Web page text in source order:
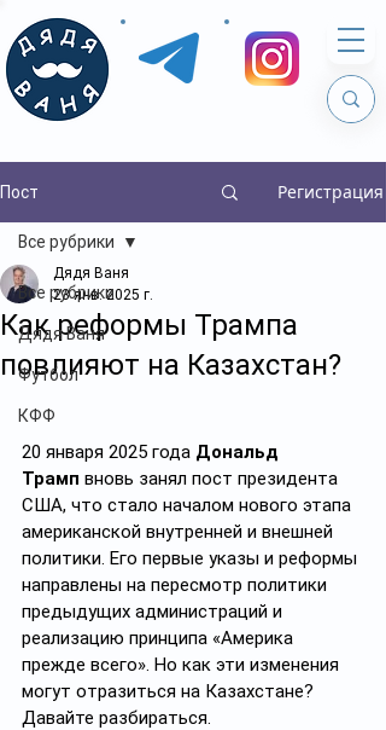
Пост Регистрация
Все рубрики
Дядя Ваня
Футбол
КФФ
Все рубрики
Как реформы Трампа
повлияют на Казахстан?
Дядя Ваня
23 янв. 2025 г.
20 января 2025 года Дональд
Трамп вновь занял пост президента
США, что стало началом нового этапа
американской внутренней и внешней
политики. Его первые указы и реформы
направлены на пересмотр политики
предыдущих администраций и
реализацию принципа «Америка
прежде всего». Но как эти изменения
могут отразиться на Казахстане?
Давайте разбираться.